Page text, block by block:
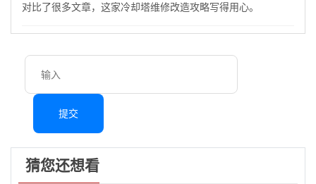
对比了很多文章，这家冷却塔维修改造攻略写得用心。
提交
猜您还想看